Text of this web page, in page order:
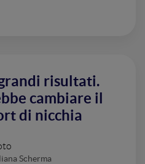
risultati.
cambiare il
di nicchia
Scherma